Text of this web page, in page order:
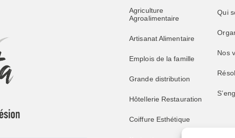
Agriculture
Agroalimentaire
Artisanat Alimentaire
Emplois de la famille
Grande distribution
Hôtellerie Restauration
Coiffure Esthétique
Qui
Nos